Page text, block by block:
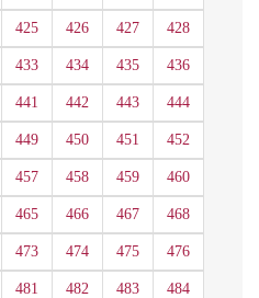
425 426 427 428
433 434 435 436
441 442 443 444
449 450 451 452
457 458 459 460
465 466 467 468
473 474 475 476
481 482 483 484